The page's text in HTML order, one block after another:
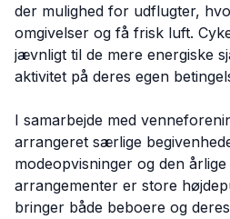
der mulighed for udflugter,
omgivelser og få frisk luft.
jævnligt til de mere energiske
aktivitet på deres egen
I samarbejde med
arrangeret særlige
modeopvisninger og den
arrangementer er store
bringer både beboere og